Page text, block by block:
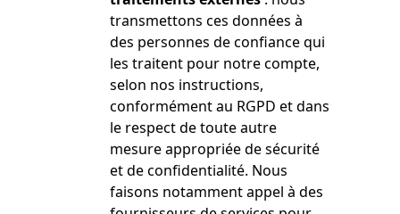
transmettons ces données à
des personnes de confiance qui
les traitent pour notre compte,
selon nos instructions,
conformément au RGPD et dans
le respect de toute autre
mesure appropriée de sécurité
et de confidentialité. Nous
faisons notamment appel à des